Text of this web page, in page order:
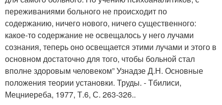
переживаниями больного не происходит по
содержанию, ничего нового, ничего существенного:
какое-то содержание не освещалось у него лучами
сознания, теперь оно освещается этими лучами и этого в
основном достаточно для того, чтобы больной стал
вполне здоровым человеком” Узнадзе Д.Н. Основные
положения теории установки. Труды. - Тбилиси,
Мецниереба, 1977, Т.6, С. 263-326..